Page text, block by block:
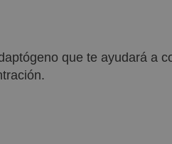
que te ayudará a